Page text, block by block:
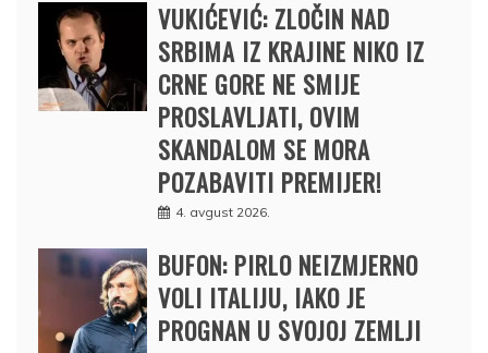
VUKIĆEVIĆ: ZLOČIN NAD
SRBIMA IZ KRAJINE NIKO IZ
CRNE GORE NE SMIJE
PROSLAVLJATI, OVIM
SKANDALOM SE MORA
POZABAVITI PREMIJER!
4. avgust 2026.
BUFON: PIRLO NEIZMJERNO
VOLI ITALIJU, IAKO JE
PROGNAN U SVOJOJ ZEMLJI